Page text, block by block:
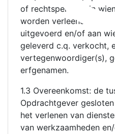
of rechtspersoon in
worden verleend en/of
uitgevoerd en/of aan
geleverd c.q. verkocht,
vertegenwoordiger(s),
erfgenamen.
1.3 Overeenkomst: de
Opdrachtgever
het verlenen van
van werkzaamheden